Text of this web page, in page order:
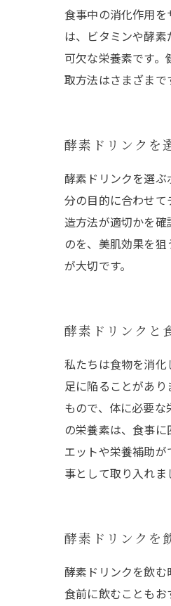
食事中の消化作用
は、ビタミンや酵
可欠な栄養素です
取方法はさまざまで
酵素ドリンクを
酵素ドリンクを選
分の目的に合わせ
造方法が適切かを
のを、美肌効果を
が大切です。
酵素ドリンクと
私たちは食物を消
足に陥ることがあ
もので、体に必要
の栄養素は、食事
エットや栄養補助
事として取り入れま
酵素ドリンクを
酵素ドリンクを飲
食前に飲むことも